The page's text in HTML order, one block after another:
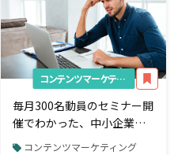
コンテンツマーケティング
毎月300名動員のセミナー開
催でわかった、中小企業の
Webマーケティングに対す
コンテンツマーケティング